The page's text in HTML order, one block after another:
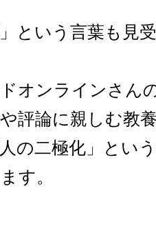
という言葉も見
オンラインさん
評論に親しむ教
の二極化」とい
す。